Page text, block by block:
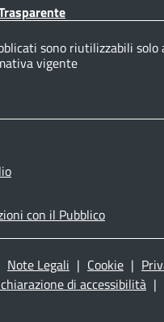
sono riutilizzabili solo
vigente
con il Pubblico
Note Legali | Cookie |
di accessibilità |